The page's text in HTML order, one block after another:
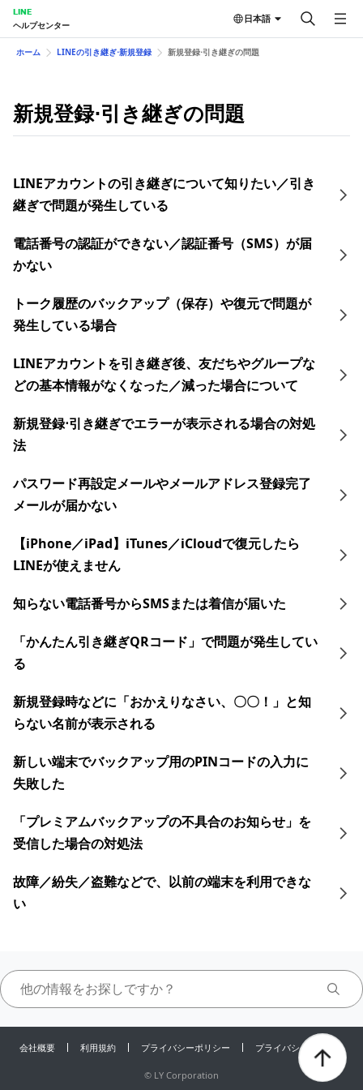
LINE
ヘルプセンター
日本語
ホーム LINEの引き継ぎ⋅新規登録 新規登録⋅引き継ぎの問題
新規登録⋅引き継ぎの問題
LINEアカウントの引き継ぎについて知りたい／引き
継ぎで問題が発生している
電話番号の認証ができない／認証番号（SMS）が届
かない
トーク履歴のバックアップ（保存）や復元で問題が
発生している場合
LINEアカウントを引き継ぎ後、友だちやグループな
どの基本情報がなくなった／減った場合について
新規登録⋅引き継ぎでエラーが表示される場合の対処
法
パスワード再設定メールやメールアドレス登録完了
メールが届かない
【iPhone／iPad】iTunes／iCloudで復元したら
LINEが使えません
知らない電話番号からSMSまたは着信が届いた
「かんたん引き継ぎQRコード」で問題が発生してい
る
新規登録時などに「おかえりなさい、〇〇！」と知
らない名前が表示される
新しい端末でバックアップ用のPINコードの入力に
失敗した
「プレミアムバックアップの不具合のお知らせ」を
受信した場合の対処法
故障／紛失／盗難などで、以前の端末を利用できな
い
会社概要 利用規約 プライバシーポリシー プライバシーセンター
© LY Corporation